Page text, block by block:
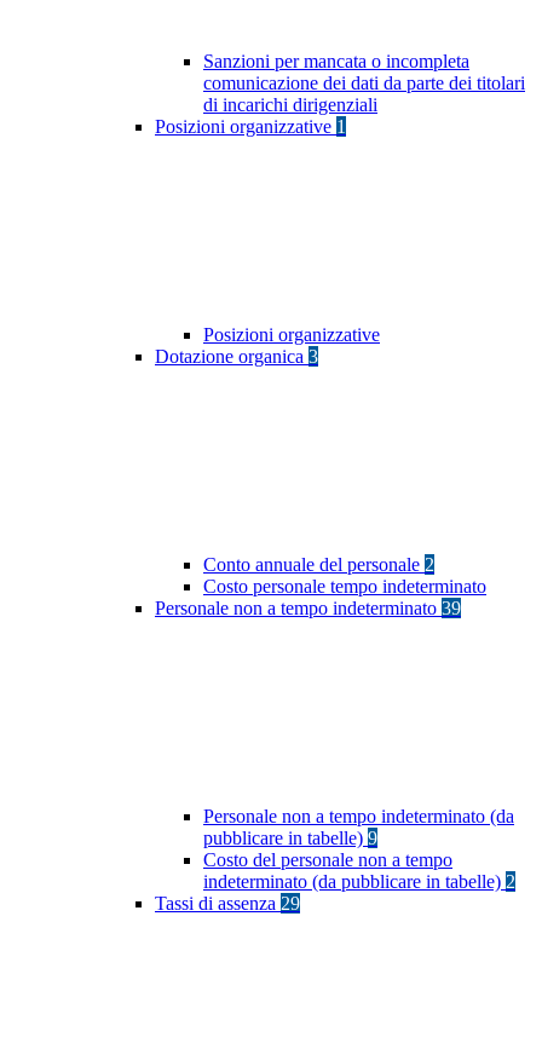
Sanzioni per mancata o incompleta
comunicazione dei dati da parte dei titolari
di incarichi dirigenziali
Posizioni organizzative 1
Posizioni organizzative
Dotazione organica 3
Conto annuale del personale 2
Costo personale tempo indeterminato
Personale non a tempo indeterminato 39
Personale non a tempo indeterminato (da
pubblicare in tabelle) 9
Costo del personale non a tempo
indeterminato (da pubblicare in tabelle) 2
Tassi di assenza 29